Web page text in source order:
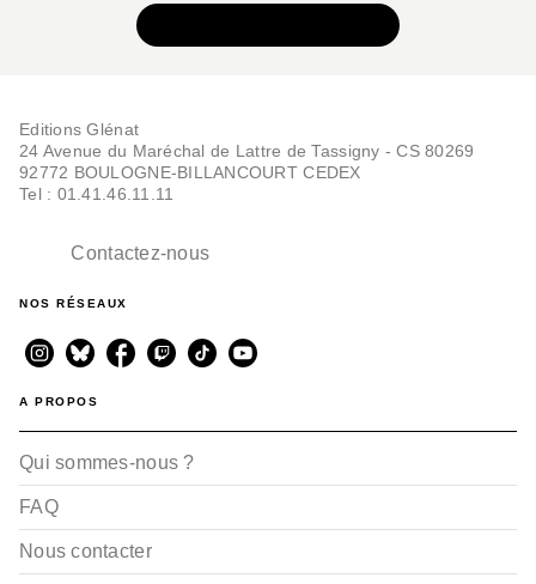
Editions Glénat
24 Avenue du Maréchal de Lattre de Tassigny - CS 80269
92772 BOULOGNE-BILLANCOURT CEDEX
Tel : 01.41.46.11.11
Contactez-nous
NOS RÉSEAUX
A PROPOS
Qui sommes-nous ?
FAQ
Nous contacter